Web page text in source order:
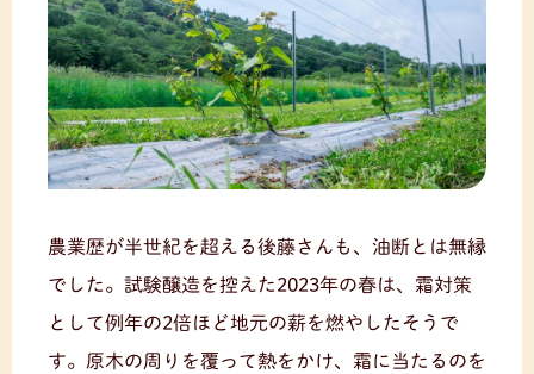
農業歴が半世紀を超える後藤さんも、油断とは無縁
でした。試験醸造を控えた2023年の春は、霜対策
として例年の2倍ほど地元の薪を燃やしたそうで
す。原木の周りを覆って熱をかけ、霜に当たるのを